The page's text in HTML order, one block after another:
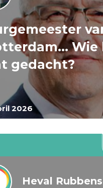
2026
Wie
gedacht?
Heval